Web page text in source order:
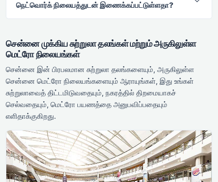
நெட்வொர்க் நிலையத்துடன் இணைக்கப்பட்டுள்ளதா?
சென்னை முக்கிய சுற்றுலா தலங்கள் மற்றும் அருகிலுள்ள
மெட்ரோ நிலையங்கள்
சென்னை இன் பிரபலமான சுற்றுலா தலங்களையும், அருகிலுள்ள
சென்னை மெட்ரோ நிலையங்களையும் ஆராயுங்கள், இது உங்கள்
சுற்றுலாவைத் திட்டமிடுவதையும், நகரத்தில் திறமையாகச்
செல்வதையும், மெட்ரோ பயணத்தை அனுபவிப்பதையும்
எளிதாக்குகிறது.